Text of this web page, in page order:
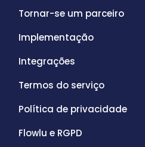
Tornar-se um parceiro
Implementação
Integrações
Termos do serviço
Política de privacidade
Flowlu e RGPD